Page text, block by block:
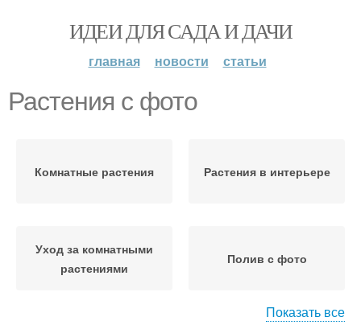
ИДЕИ ДЛЯ САДА И ДАЧИ
главная новости статьи
Растения с фото
Комнатные растения Растения в интерьере
Уход за комнатными
растениями
Полив с фото
Показать все